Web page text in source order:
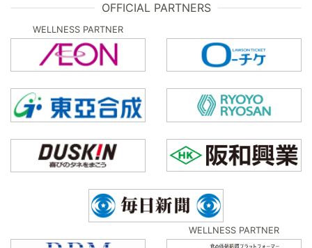
OFFICIAL PARTNERS
WELLNESS PARTNER
WELLNESS PARTNER